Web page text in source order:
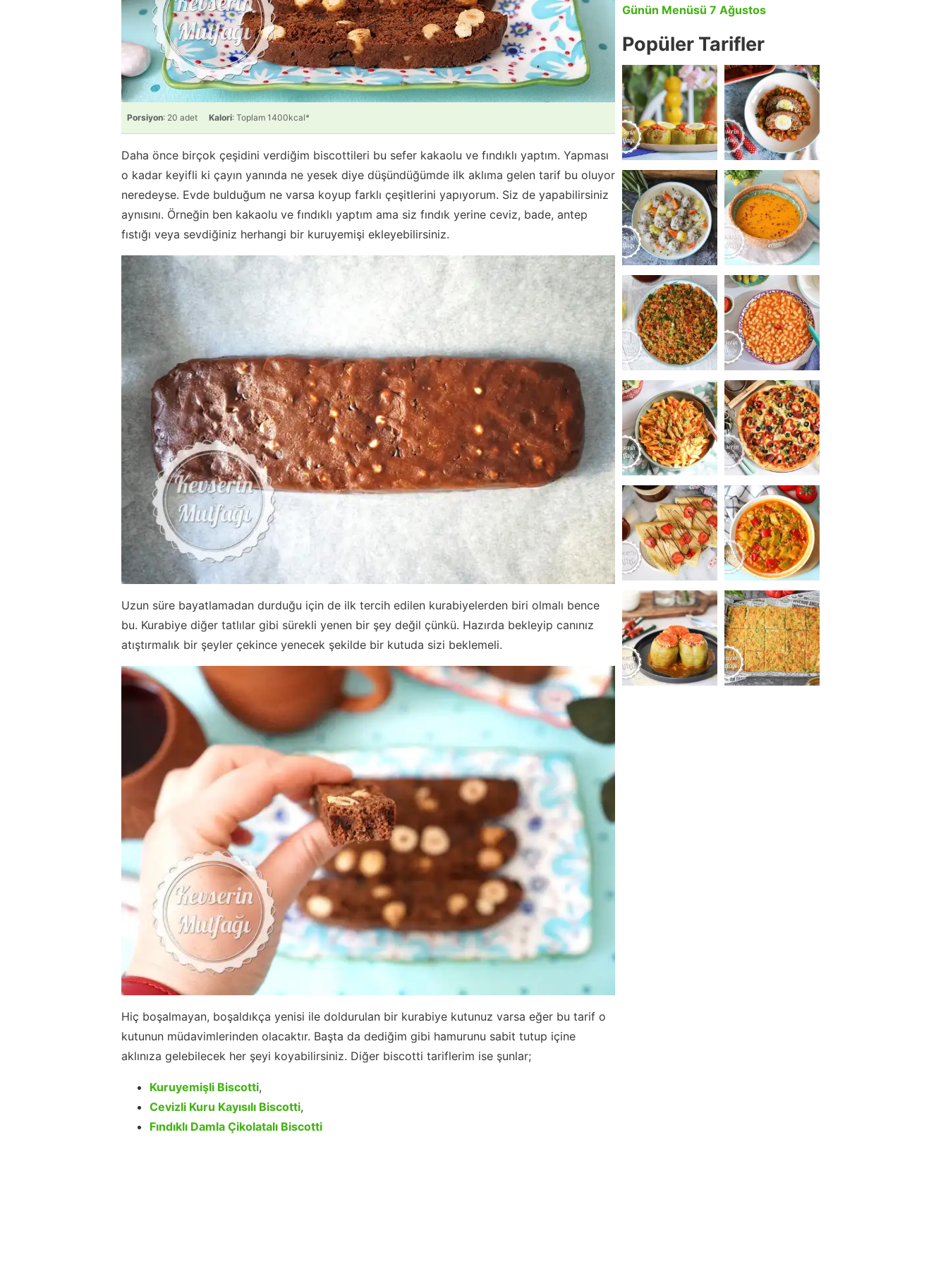
Porsiyon: 20 adet Kalori: Toplam 1400kcal*
Daha önce birçok çeşidini verdiğim biscottileri bu sefer kakaolu ve fındıklı yaptım. Yapması
o kadar keyifli ki çayın yanında ne yesek diye düşündüğümde ilk aklıma gelen tarif bu oluyor
neredeyse. Evde bulduğum ne varsa koyup farklı çeşitlerini yapıyorum. Siz de yapabilirsiniz
aynısını. Örneğin ben kakaolu ve fındıklı yaptım ama siz fındık yerine ceviz, bade, antep
fıstığı veya sevdiğiniz herhangi bir kuruyemişi ekleyebilirsiniz.
Uzun süre bayatlamadan durduğu için de ilk tercih edilen kurabiyelerden biri olmalı bence
bu. Kurabiye diğer tatlılar gibi sürekli yenen bir şey değil çünkü. Hazırda bekleyip canınız
atıştırmalık bir şeyler çekince yenecek şekilde bir kutuda sizi beklemeli.
Hiç boşalmayan, boşaldıkça yenisi ile doldurulan bir kurabiye kutunuz varsa eğer bu tarif o
kutunun müdavimlerinden olacaktır. Başta da dediğim gibi hamurunu sabit tutup içine
aklınıza gelebilecek her şeyi koyabilirsiniz. Diğer biscotti tariflerim ise şunlar;
Kuruyemişli Biscotti,
Cevizli Kuru Kayısılı Biscotti,
Fındıklı Damla Çikolatalı Biscotti
Günün Menüsü 7 Ağustos
Popüler Tarifler